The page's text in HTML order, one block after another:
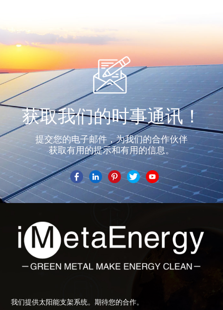
获取我们的时事通讯！
提交您的电子邮件，为我们的合作伙伴
获取有用的提示和有用的信息。
我们提供太阳能支架系统。期待您的合作。